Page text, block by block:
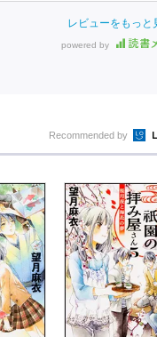
レビューをもっと
powered by
Recommended by